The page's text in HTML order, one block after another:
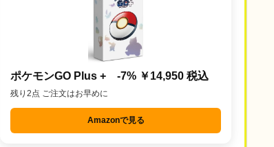
ポケモンGO Plus + -7% ￥14,950 税込
残り2点 ご注文はお早めに
Amazonで見る